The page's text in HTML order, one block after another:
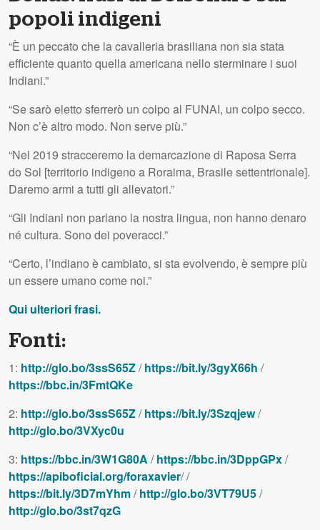
popoli indigeni
“È un peccato che la cavalleria brasiliana non sia stata
efficiente quanto quella americana nello sterminare i suoi
Indiani.”
“Se sarò eletto sferrerò un colpo al FUNAI, un colpo secco.
Non c’è altro modo. Non serve più.”
“Nel 2019 stracceremo la demarcazione di Raposa Serra
do Sol [territorio indigeno a Roraima, Brasile settentrionale].
Daremo armi a tutti gli allevatori.”
“Gli Indiani non parlano la nostra lingua, non hanno denaro
né cultura. Sono dei poveracci.”
“Certo, l’indiano è cambiato, si sta evolvendo, è sempre più
un essere umano come noi.”
Qui ulteriori frasi.
Fonti:
1: http://glo.bo/3ssS65Z/https://bit.ly/3gyX66h /
https://bbc.in/3FmtQKe
2: http://glo.bo/3ssS65Z/https://bit.ly/3Szqjew/
http://glo.bo/3VXyc0u
3: https://bbc.in/3W1G80A /https://bbc.in/3DppGPx/
https://apiboficial.org/foraxavier/ /
https://bit.ly/3D7mYhm/http://glo.bo/3VT79U5/
http://glo.bo/3st7qzG